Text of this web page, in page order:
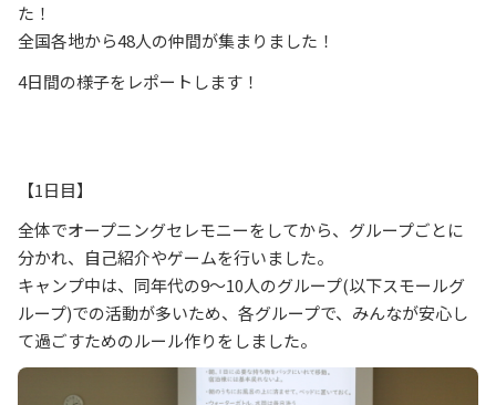
た！
全国各地から48人の仲間が集まりました！
4日間の様子をレポートします！
【1日目】
全体でオープニングセレモニーをしてから、グループごとに
分かれ、自己紹介やゲームを行いました。
キャンプ中は、同年代の9～10人のグループ(以下スモールグ
ループ)での活動が多いため、各グループで、みんなが安心し
て過ごすためのルール作りをしました。